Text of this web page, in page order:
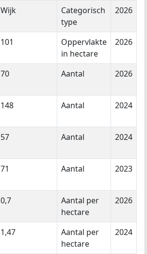
Wijk
Categorisch
type
2026
101
Oppervlakte
in hectare
2026
70 Aantal 2026
148 Aantal 2024
57 Aantal 2024
71 Aantal 2023
0,7
Aantal per
hectare
2026
1,47
Aantal per
hectare
2024